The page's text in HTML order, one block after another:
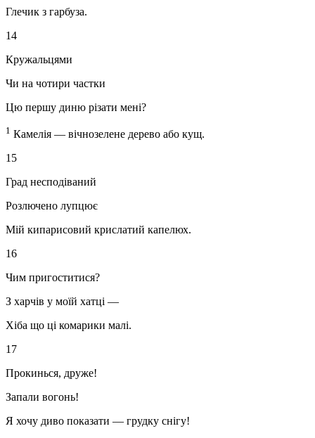
Глечик з гарбуза.
14
Кружальцями
Чи на чотири частки
Цю першу диню різати мені?
1 Камелія — вічнозелене дерево або кущ.
15
Град несподіваний
Розлючено лупцює
Мій кипарисовий крислатий капелюх.
16
Чим пригоститися?
З харчів у моїй хатці —
Хіба що ці комарики малі.
17
Прокинься, друже!
Запали вогонь!
Я хочу диво показати — грудку снігу!